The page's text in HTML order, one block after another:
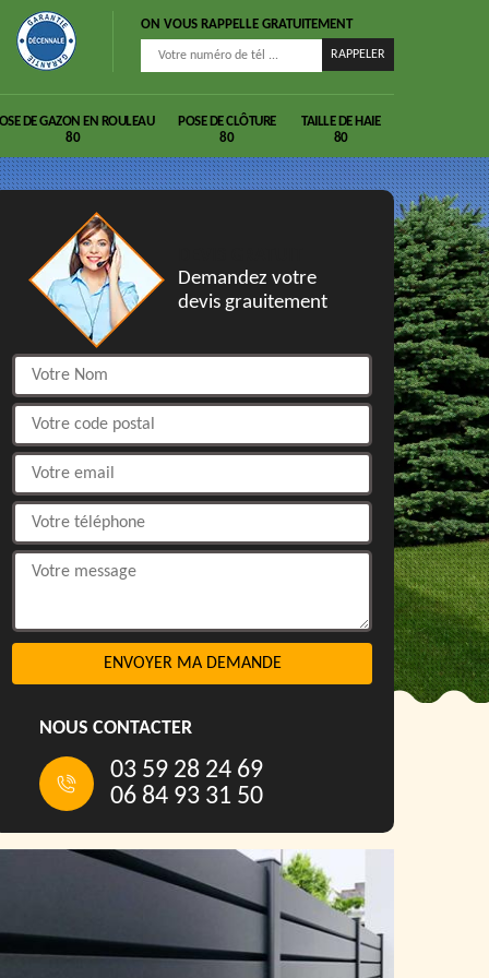
ON VOUS RAPPELLE GRATUITEMENT
DE GAZON EN ROULEAU
80
POSE DE CLÔTURE
80
TAILLE DE HAIE
80
Demandez votre
devis grauitement
NOUS CONTACTER
03 59 28 24 69
06 84 93 31 50